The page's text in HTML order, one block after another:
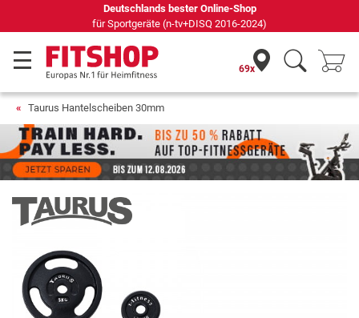
Seit 42 Jahren Ihr Experte für Heimfitness
69x
Taurus Hantelscheiben 30mm